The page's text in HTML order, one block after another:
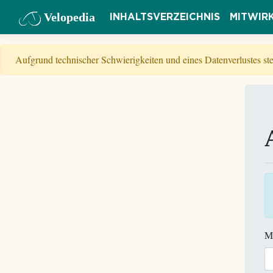
Velopedia INHALTSVERZEICHNIS
Aufgrund technischer Schwierigkeiten und eines Datenverlustes